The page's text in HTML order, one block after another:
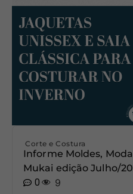
Corte e Costura
Informe Moldes,
Mukai edição Julho/
0
9